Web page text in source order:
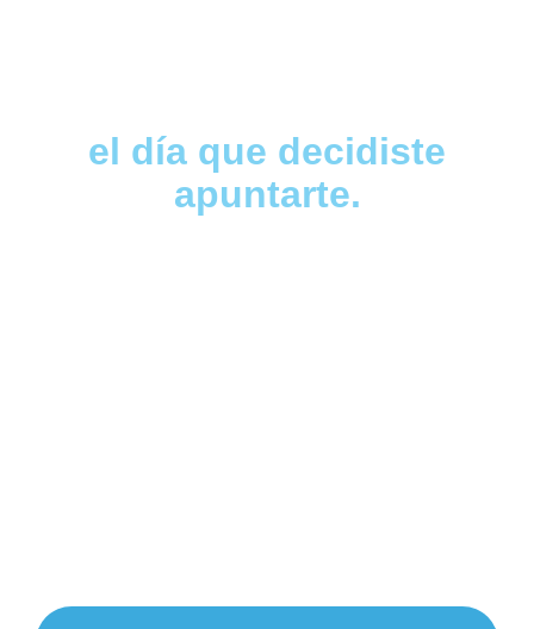
el día que decidiste
apuntarte.